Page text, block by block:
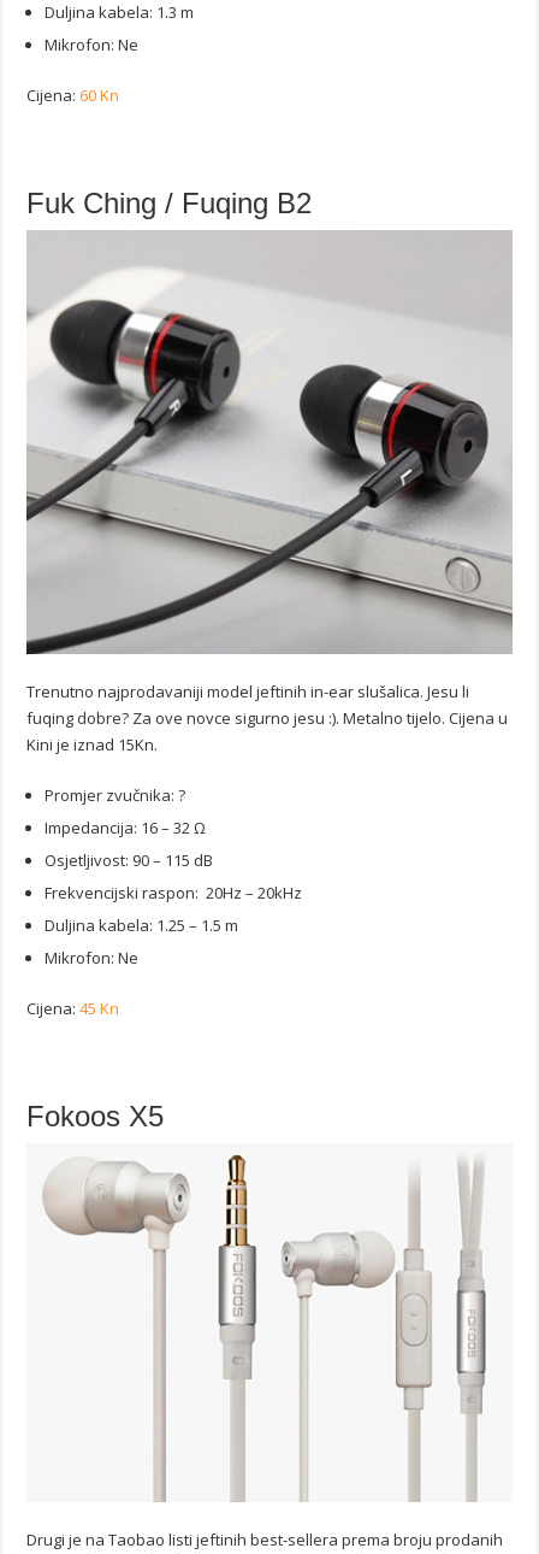
Duljina kabela: 1.3 m
Mikrofon: Ne
Cijena: 60 Kn
Fuk Ching / Fuqing B2
Trenutno najprodavaniji model jeftinih in-ear slušalica. Jesu li
fuqing dobre? Za ove novce sigurno jesu :). Metalno tijelo. Cijena u
Kini je iznad 15Kn.
Promjer zvučnika: ?
Impedancija: 16 – 32 Ω
Osjetljivost: 90 – 115 dB
Frekvencijski raspon: 20Hz – 20kHz
Duljina kabela: 1.25 – 1.5 m
Mikrofon: Ne
Cijena:45 Kn
Fokoos X5
Drugi je na Taobao listi jeftinih best-sellera prema broju prodanih